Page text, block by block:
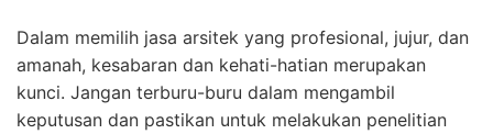
Dalam memilih jasa arsitek yang profesional, jujur, dan
amanah, kesabaran dan kehati-hatian merupakan
kunci. Jangan terburu-buru dalam mengambil
keputusan dan pastikan untuk melakukan penelitian